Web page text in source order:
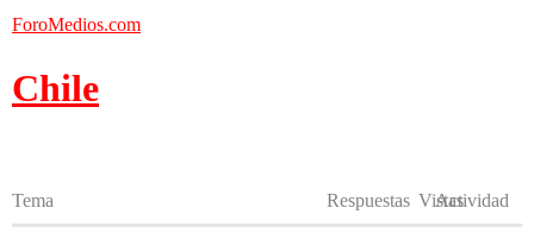
ForoMedios.com
Chile
Tema Respuestas Vistas
Actividad